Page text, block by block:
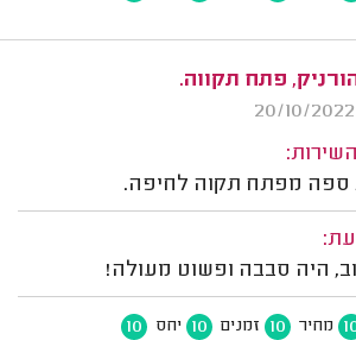
פתח תקווה.
ספה מפתח תקוה לחיפה.
היה סבבה ופשוט מעולה!
מחיר 10 זמנים 10 יחס 10